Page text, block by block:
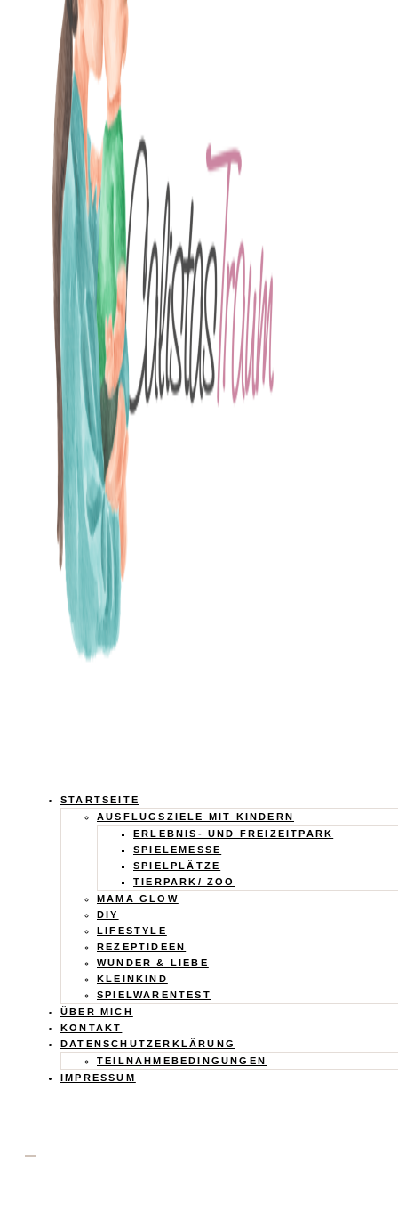
Calistas
Traum
STARTSEITE
AUSFLUGSZIELE MIT KINDERN
ERLEBNIS- UND FREIZEITPARK
SPIELEMESSE
SPIELPLÄTZE
TIERPARK/ ZOO
MAMA GLOW
DIY
LIFESTYLE
REZEPTIDEEN
WUNDER & LIEBE
KLEINKIND
SPIELWARENTEST
ÜBER MICH
KONTAKT
DATENSCHUTZERKLÄRUNG
TEILNAHMEBEDINGUNGEN
IMPRESSUM